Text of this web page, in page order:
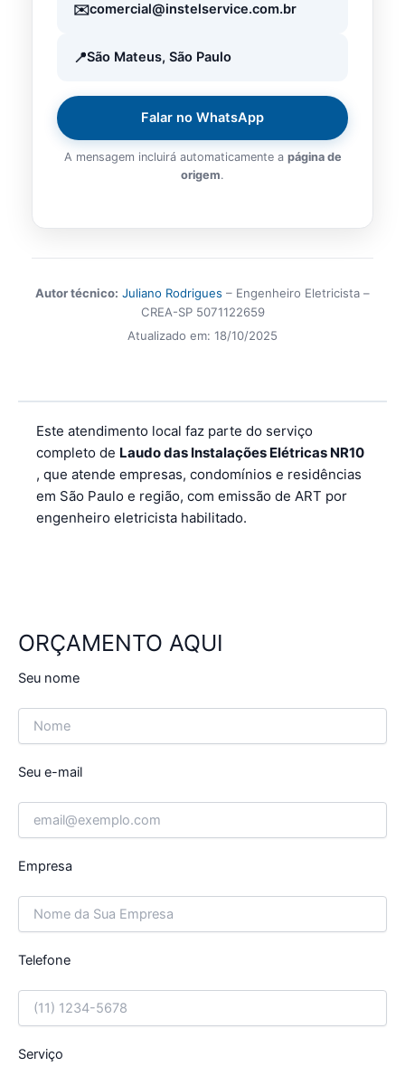
comercial@instelservice.com.br
São Mateus, São Paulo
Falar no WhatsApp
A mensagem incluirá automaticamente a página de
origem.
Autor técnico: Juliano Rodrigues – Engenheiro Eletricista –
CREA-SP 5071122659
Atualizado em: 18/10/2025
Este atendimento local faz parte do serviço
completo de Laudo das Instalações Elétricas NR10
, que atende empresas, condomínios e residências
em São Paulo e região, com emissão de ART por
engenheiro eletricista habilitado.
ORÇAMENTO AQUI
Seu nome
Seu e-mail
Empresa
Telefone
Serviço